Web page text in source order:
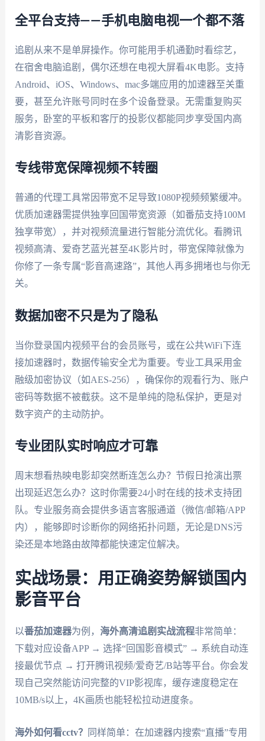
全平台支持——手机电脑电视一个都不落
追剧从来不是单屏操作。你可能用手机通勤时看综艺，
在宿舍电脑追剧，偶尔还想在电视大屏看4K电影。支持
Android、iOS、Windows、mac多端应用的加速器至关重
要，甚至允许账号同时在多个设备登录。无需重复购买
服务，卧室的平板和客厅的投影仪都能同步享受国内高
清影音资源。
专线带宽保障视频不转圈
普通的代理工具常因带宽不足导致1080P视频频繁缓冲。
优质加速器需提供独享回国带宽资源（如番茄支持100M
独享带宽），并对视频流量进行智能分流优化。看腾讯
视频高清、爱奇艺蓝光甚至4K影片时，带宽保障就像为
你修了一条专属“影音高速路”，其他人再多拥堵也与你无
关。
数据加密不只是为了隐私
当你登录国内视频平台的会员账号，或在公共WiFi下连
接加速器时，数据传输安全尤为重要。专业工具采用金
融级加密协议（如AES-256），确保你的观看行为、账户
密码等数据不被截获。这不是单纯的隐私保护，更是对
数字资产的主动防护。
专业团队实时响应才可靠
周末想看热映电影却突然断连怎么办？节假日抢演出票
出现延迟怎么办？这时你需要24小时在线的技术支持团
队。专业服务商会提供多语言客服通道（微信/邮箱/APP
内），能够即时诊断你的网络拓扑问题，无论是DNS污
染还是本地路由故障都能快速定位解决。
实战场景：用正确姿势解锁国内
影音平台
以番茄加速器为例， 海外高清追剧实战流程非常简单：
下载对应设备APP → 选择“回国影音模式” → 系统自动连
接最优节点 → 打开腾讯视频/爱奇艺/B站等平台。你会发
现自己突然能访问完整的VIP影视库，缓存速度稳定在
10MB/s以上，4K画质也能轻松拉动进度条。
海外如何看cctv？ 同样简单：在加速器内搜索“直播”专用